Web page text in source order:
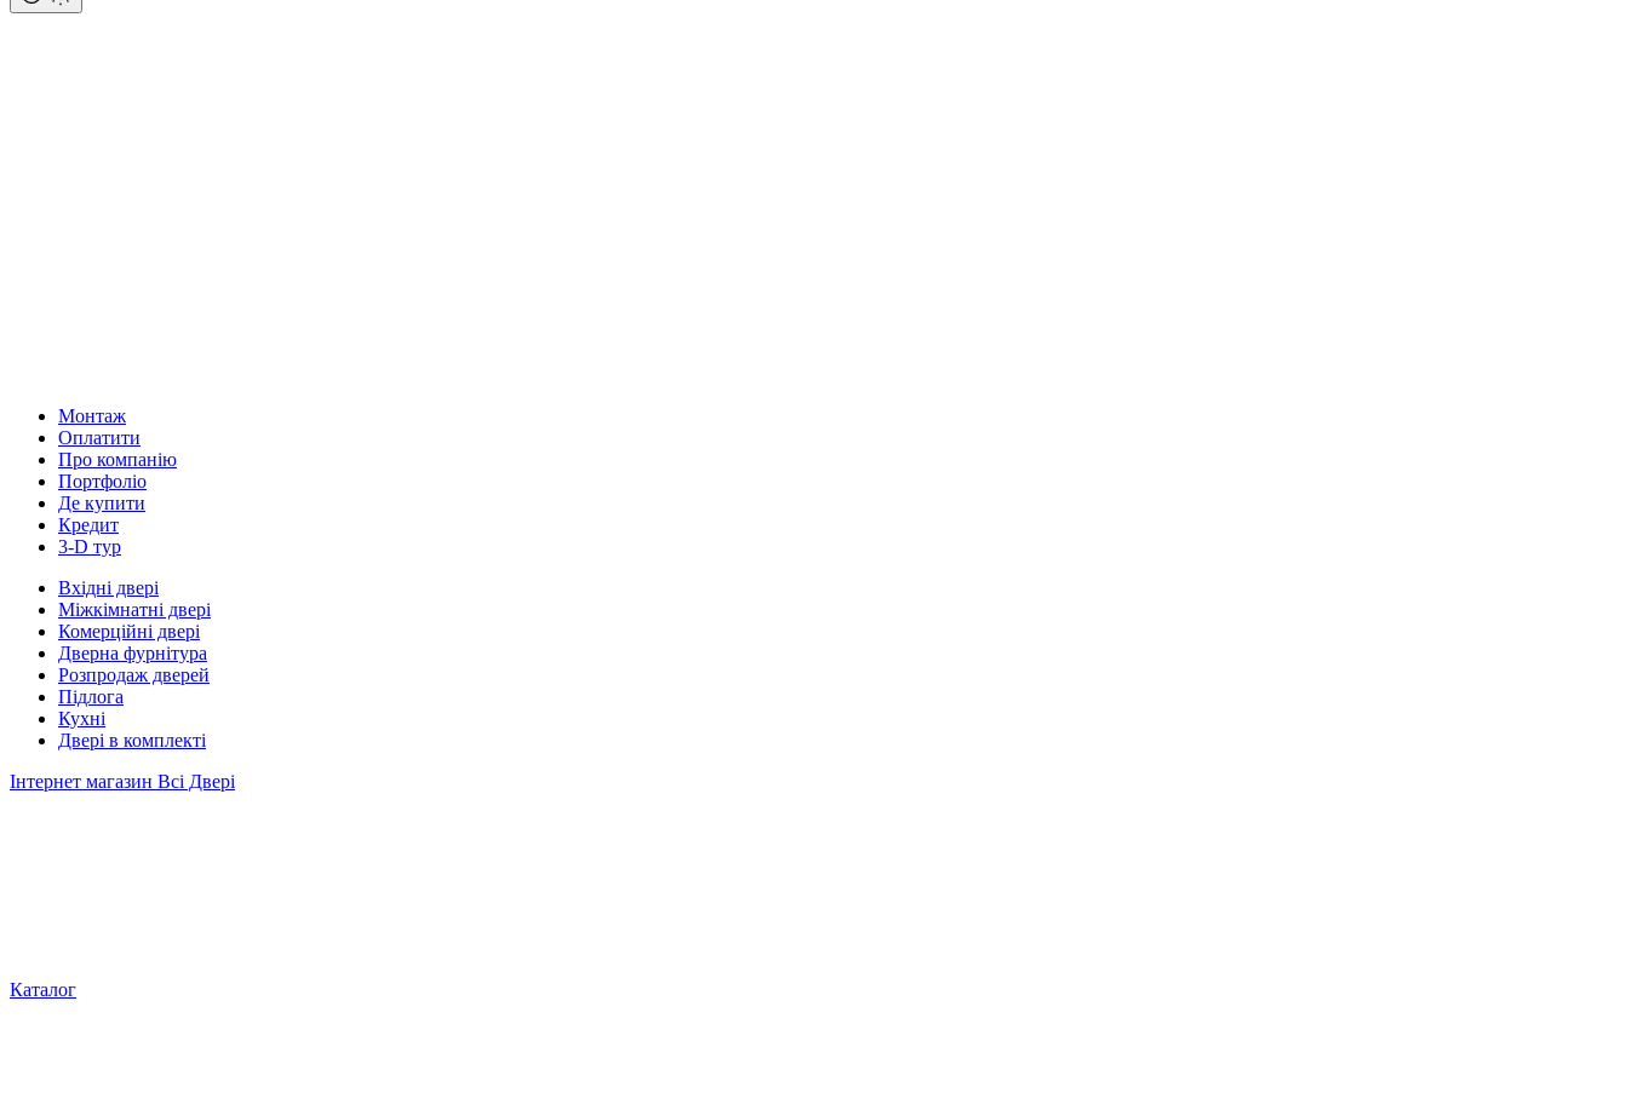
Монтаж
Оплатити
Про компанію
Портфоліо
Де купити
Кредит
3-D тур
Вхідні двері
Міжкімнатні двері
Комерційні двері
Дверна фурнітура
Розпродаж дверей
Підлога
Кухні
Двері в комплекті
Інтернет магазин Всі Двері
Каталог